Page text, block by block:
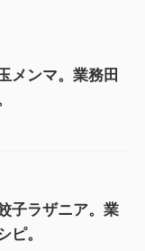
メンマ。業務田
子ラザニア。業
ピ。